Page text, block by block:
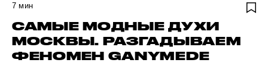
7 мин
САМЫЕ МОДНЫЕ ДУХИ
МОСКВЫ. РАЗГАДЫВАЕМ
ФЕНОМЕН GANYMEDE